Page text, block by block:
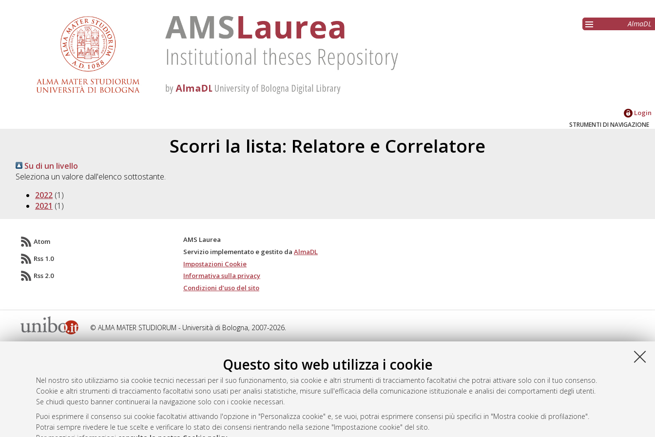
Questo sito web utilizza i cookie
Nel nostro sito utilizziamo sia cookie tecnici necessari per il suo funzionamento, sia cookie e altri strumenti di tracciamento facoltativi che potrai attivare solo con il tuo consenso.
Cookie e altri strumenti di tracciamento facoltativi sono usati per analisi statistiche, misure sull'efficacia della comunicazione istituzionale e analisi dei comportamenti degli utenti.
Se chiudi questo banner continuerai la navigazione solo con i cookie necessari.
Puoi esprimere il consenso sui cookie facoltativi attivando l'opzione in "Personalizza cookie" e, se vuoi, potrai esprimere consensi più specifici in "Mostra cookie di profilazione".
Potrai sempre rivedere le tue scelte e verificare lo stato dei consensi rientrando nella sezione "Impostazione cookie" del sito.
AlmaDL
Login
STRUMENTI DI NAVIGAZIONE
Scorri la lista: Relatore e Correlatore
Su di un livello
Seleziona un valore dall'elenco sottostante.
2022(1)
2021 (1)
Atom
Rss 1.0
Rss 2.0
AMS Laurea
Servizio implementato e gestito da AlmaDL
Impostazioni Cookie
Informativa sulla privacy
Condizioni d’uso del sito
© ALMA MATER STUDIORUM - Università di Bologna, 2007-2026.